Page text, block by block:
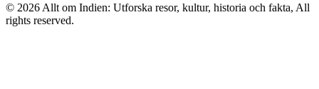
© 2026 Allt om Indien: Utforska resor, kultur, historia och fakta, All
rights reserved.